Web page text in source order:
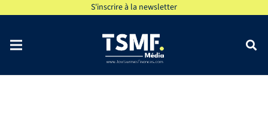
S'inscrire à la newsletter